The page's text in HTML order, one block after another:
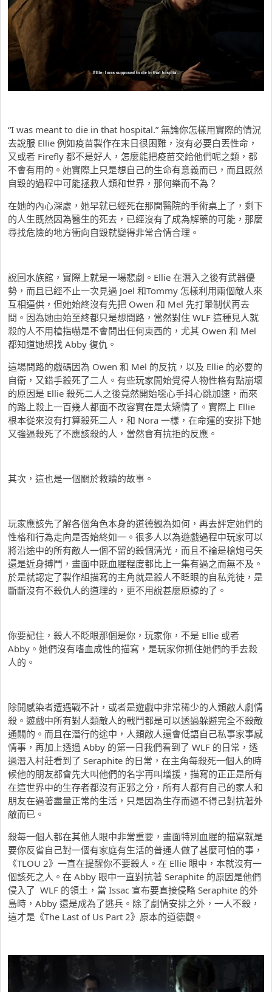
“I was meant to die in that hospital.” 無論你怎樣用實際的情況
去說服 Ellie 例如疫苗製作在末日很困難，沒有必要白丟性命，
又或者 Firefly 都不是好人，怎麼能把疫苗交給他們呢之類，都
不會有用的。 她實際上只是想自己的生命有意義而已，而且既然
自毀的過程中可能拯救人類和世界，那何樂而不為？
在她的內心深處，她早就已經死在那間醫院的手術桌上了，剩下
的人生既然因為醫生的死去，已經沒有了成為解藥的可能，那麼
尋找危險的地方衝向自毀就變得非常合情合理。
說回水族館，實際上就是一場悲劇。Ellie 在潛入之後有武器優
勢，而且已經不止一次見過 Joel 和Tommy 怎樣利用兩個敵人來
互相逼供，但她始終沒有先把 Owen 和 Mel 先打暈制伏再去
問。因為她由始至終都只是想問路，當然對住 WLF 這種見人就
殺的人不用槍指嚇是不會問出任何東西的，尤其 Owen 和 Mel
都知道她想找 Abby 復仇。
這場問路的戲碼因為 Owen 和 Mel 的反抗，以及 Ellie 的必要的
自衞，又錯手殺死了二人。有些玩家開始覺得人物性格有點崩壞
的原因是 Ellie 殺死二人之後竟然開始噁心手抖心跳加速，而來
的路上殺上一百幾人都面不改容實在是太矯情了。實際上 Ellie
根本從來沒有打算殺死二人，和 Nora 一樣，在命運的安排下她
又強逼殺死了不應該殺的人，當然會有抗拒的反應。
其次，這也是一個關於救贖的故事。
玩家應該先了解各個角色本身的道德觀為如何，再去評定她們的
性格和行為走向是否始終如一。很多人以為遊戲過程中玩家可以
將沿途中的所有敵人一個不留的殺個清光，而且不論是槍炮弓矢
還是近身搏鬥，畫面中既血腥程度都比上一集有過之而無不及。
於是就認定了製作組描寫的主角就是殺人不眨眼的自私兇徒，是
斷斷沒有不殺仇人的道理的，更不用說甚麼原諒的了。
你要記住，殺人不眨眼那個是你，玩家你，不是 Ellie 或者
Abby。她們沒有嗜血成性的描寫，是玩家你抓住她們的手去殺
人的。
除開感染者遭遇戰不計，或者是遊戲中非常稀少的人類敵人劇情
殺。遊戲中所有對人類敵人的戰鬥都是可以透過躲避完全不殺敵
通關的。而且在潛行的途中，人類敵人還會低語自己私事家事感
情事，再加上透過 Abby 的第一日我們看到了 WLF 的日常，透
過潛入村莊看到了 Seraphite 的日常，在主角每殺死一個人的時
候他的朋友都會先大叫他們的名字再叫增援，描寫的正正是所有
在這世界中的生存者都沒有正邪之分，所有人都有自己的家人和
朋友在過著盡量正常的生活，只是因為生存而逼不得己對抗著外
敵而已。
殺每一個人都在其他人眼中非常重要，畫面特別血腥的描寫就是
要你反省自己對一個有家庭有生活的普通人做了甚麼可怕的事，
《TLOU 2》一直在提醒你不要殺人。在 Ellie 眼中，本就沒有一
個該死之人。在 Abby 眼中一直對抗著 Seraphite 的原因是他們
侵入了 WLF 的領土，當 Issac 宣布要直接侵略 Seraphite 的外
島時，Abby 還是成為了逃兵。除了劇情安排之外，一人不殺，
這才是《The Last of Us Part 2》原本的道德觀。